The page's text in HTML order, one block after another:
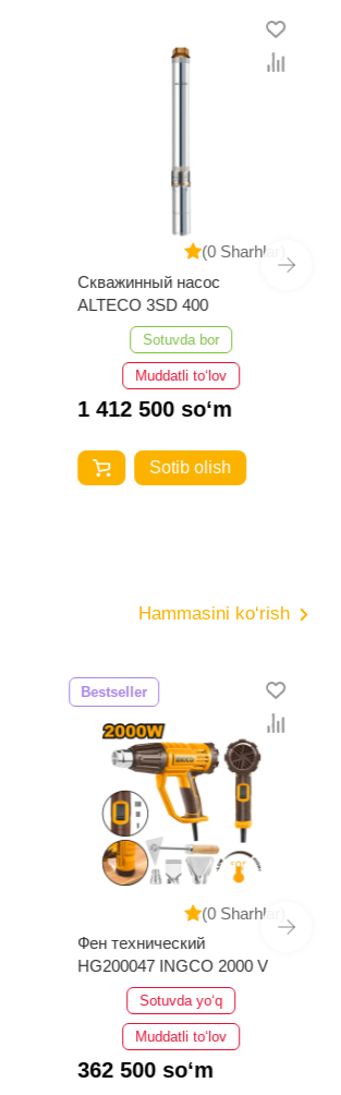
(0 Sharhlar)
Скважинный насос
ALTECO 3SD 400
Sotuvda bor
Muddatli to‘lov
1 412 500 so‘m
Sotib olish
Hammasini ko‘rish
(0 Sharhlar)
Bestseller
Фен технический
HG200047 INGCO 2000 V
Sotuvda yo‘q
Muddatli to‘lov
362 500 so‘m